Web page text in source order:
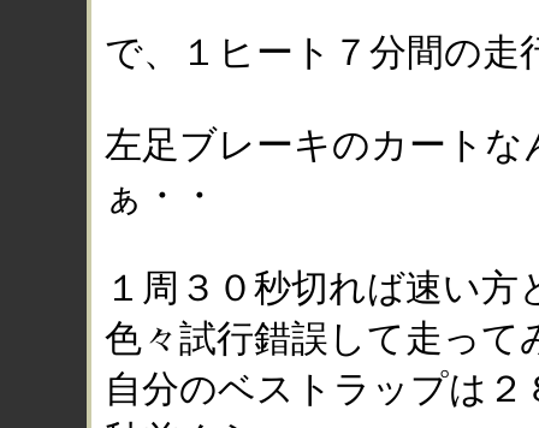
で、１ヒート７分間の走
左足ブレーキのカート
ぁ・・
１周３０秒切れば速い方
色々試行錯誤して走って
自分のベストラップは